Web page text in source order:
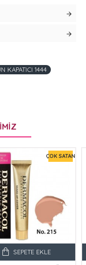
KAPATICI 1444
ÇOK SATAN
SEPETE EKLE